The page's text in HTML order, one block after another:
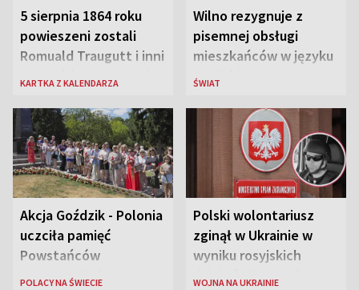
5 sierpnia 1864 roku
powieszeni zostali
Romuald Traugutt i inni
przywódcy Powstania
KARTKA Z KALENDARZA
Wilno rezygnuje z
pisemnej obsługi
mieszkańców w języku
rosyjskim
ŚWIAT
Akcja Goździk - Polonia
uczciła pamięć
Powstańców
Warszawskich
POLACY NA ŚWIECIE
Polski wolontariusz
zginął w Ukrainie w
wyniku rosyjskich
działań zbrojnych
WOJNA NA UKRAINIE